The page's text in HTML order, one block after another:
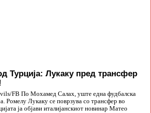
Турција: Лукаку пред трансфер
FB По Мохамед Салах, уште една фудбалска
Ромелу Лукаку се поврзува со трансфер во
ја објави италијанскиот новинар Матео